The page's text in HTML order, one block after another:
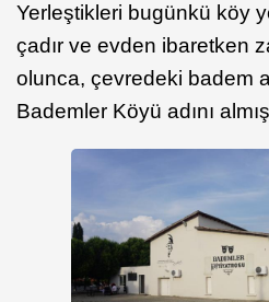
Yerleştikleri bugünkü köy
çadır ve evden ibaretken
olunca, çevredeki badem
Bademler Köyü adını